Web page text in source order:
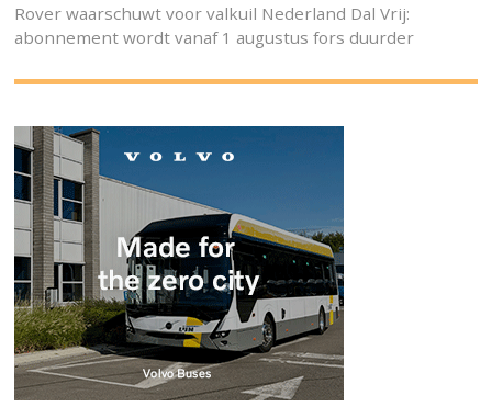
Rover waarschuwt voor valkuil Nederland Dal Vrij:
abonnement wordt vanaf 1 augustus fors duurder